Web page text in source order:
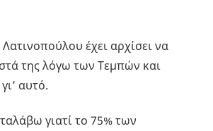
έχει αρχίσει να
της λόγω των Τεμπών και
αυτό.
γιατί το 75% των